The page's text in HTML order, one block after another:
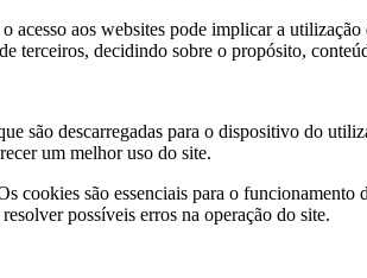
aos websites pode implicar a
terceiros, decidindo sobre o propósito,
são descarregadas para o dispositivo do
um melhor uso do site.
cookies são essenciais para o
possíveis erros na operação do site.